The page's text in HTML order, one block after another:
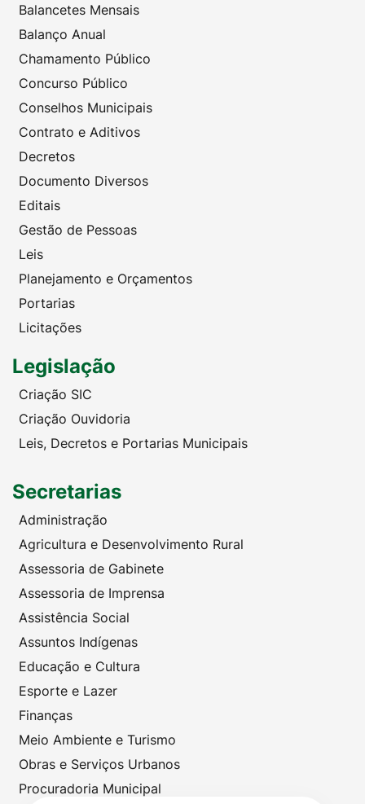
Balancetes Mensais
Balanço Anual
Chamamento Público
Concurso Público
Conselhos Municipais
Contrato e Aditivos
Decretos
Documento Diversos
Editais
Gestão de Pessoas
Leis
Planejamento e Orçamentos
Portarias
Licitações
Legislação
Criação SIC
Criação Ouvidoria
Leis, Decretos e Portarias Municipais
Secretarias
Administração
Agricultura e Desenvolvimento Rural
Assessoria de Gabinete
Assessoria de Imprensa
Assistência Social
Assuntos Indígenas
Educação e Cultura
Esporte e Lazer
Finanças
Meio Ambiente e Turismo
Obras e Serviços Urbanos
Procuradoria Municipal